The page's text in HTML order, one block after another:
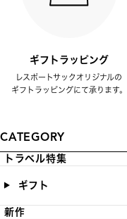
ギフトラッピング
レスポートサックオリジナルの
ギフトラッピングにて承ります。
CATEGORY
トラベル特集
ギフト
新作